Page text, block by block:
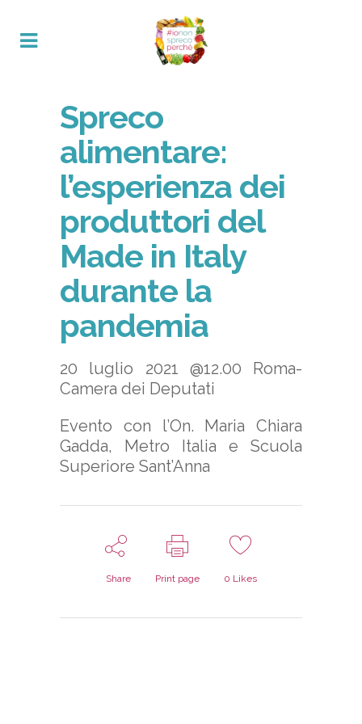
Spreco
alimentare:
l’esperienza dei
produttori del
Made in Italy
durante la
pandemia
20 luglio 2021 @12.00 Roma-
Camera dei Deputati
Evento con l’On. Maria Chiara
Gadda, Metro Italia e Scuola
Superiore Sant’Anna
Share Print page 0 Likes